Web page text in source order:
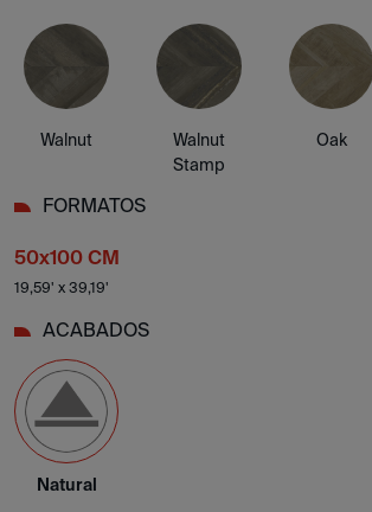
Walnut
Walnut
Stamp
Oak
FORMATOS
50x100 CM
19,59' x 39,19'
ACABADOS
Natural